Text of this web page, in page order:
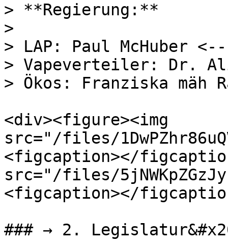
> **Regierung:**
>
> LAP: Paul McHuber
> Vapeverteiler: Dr.
> Ökos: Franziska mäh
<div><figure><img
src="/files/
<figcaption></
src="/files/
<figcaption></
### → 2.